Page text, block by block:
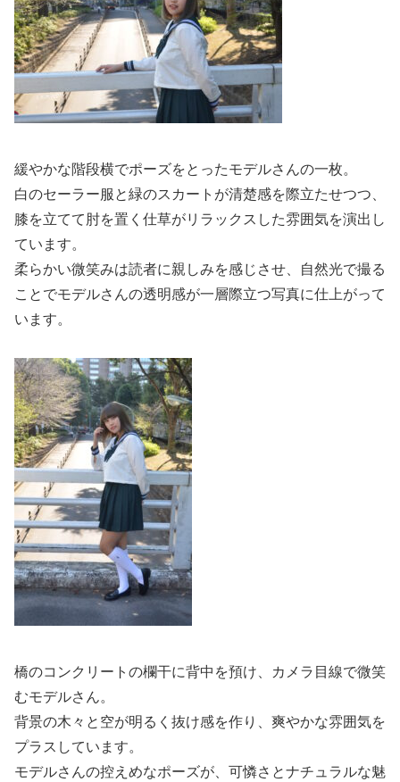
緩やかな階段横でポーズをとったモデルさんの一枚。
白のセーラー服と緑のスカートが清楚感を際立たせつつ、
膝を立てて肘を置く仕草がリラックスした雰囲気を演出し
ています。
柔らかい微笑みは読者に親しみを感じさせ、自然光で撮る
ことでモデルさんの透明感が一層際立つ写真に仕上がって
います。
橋のコンクリートの欄干に背中を預け、カメラ目線で微笑
むモデルさん。
背景の木々と空が明るく抜け感を作り、爽やかな雰囲気を
プラスしています。
モデルさんの控えめなポーズが、可憐さとナチュラルな魅